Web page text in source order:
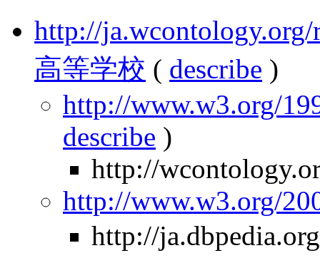
http://
高等学校 ( describe )
http://www.w3.org/
describe )
http://
http://www.w3.org/
http://